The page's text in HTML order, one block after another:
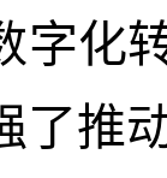
字化
了推